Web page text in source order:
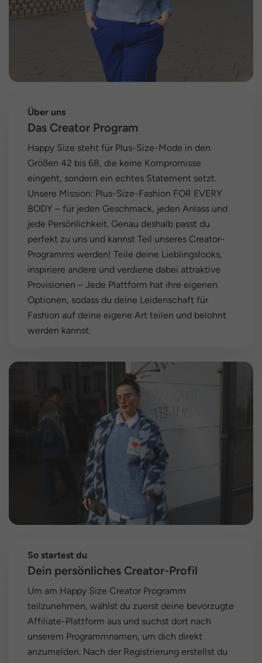
Über uns
Das Creator Program
Happy Size steht für Plus-Size-Mode in den
Größen 42 bis 68, die keine Kompromisse
eingeht, sondern ein echtes Statement setzt.
Unsere Mission: Plus-Size-Fashion FOR EVERY
BODY – für jeden Geschmack, jeden Anlass und
jede Persönlichkeit. Genau deshalb passt du
perfekt zu uns und kannst Teil unseres Creator-
Programms werden! Teile deine Lieblingslooks,
inspiriere andere und verdiene dabei attraktive
Provisionen – Jede Plattform hat ihre eigenen
Optionen, sodass du deine Leidenschaft für
Fashion auf deine eigene Art teilen und belohnt
werden kannst.
So startest du
Dein persönliches Creator-Profil
Um am Happy Size Creator Programm
teilzunehmen, wählst du zuerst deine bevorzugte
Affiliate-Plattform aus und suchst dort nach
unserem Programmnamen, um dich direkt
anzumelden. Nach der Registrierung erstellst du